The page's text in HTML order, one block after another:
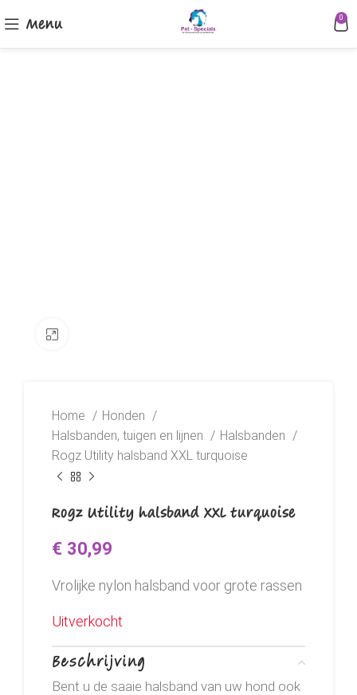
Menu 0
Home
Honden
Halsbanden, tuigen en lijnen
Halsbanden
Rogz Utility halsband XXL turquoise
Rogz Utility halsband XXL turquoise
€ 30,99
Vrolijke nylon halsband voor grote rassen
Uitverkocht
Beschrijving
Bent u de saaie halsband van uw hond ook